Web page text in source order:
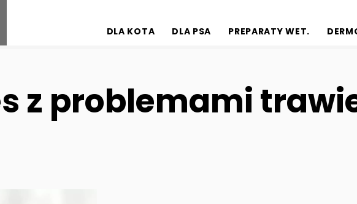
DLA KOTA
DLA PSA PREPARATY WET.
z problemami